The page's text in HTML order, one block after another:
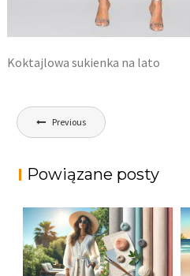
Koktajlowa sukienka na lato
Nawigacja
wpisu
Previous
Powiązane posty
JAK STYLOWO